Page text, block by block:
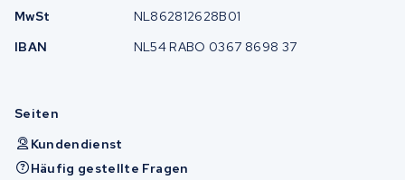
MwSt
NL862812628B01
IBAN
NL54 RABO 0367 8698 37
Seiten
Kundendienst
Häufig gestellte Fragen